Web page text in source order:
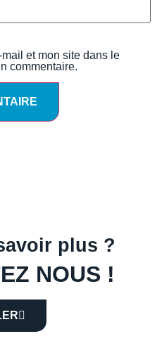
et mon site dans le
commentaire.
plus ?
NOUS !